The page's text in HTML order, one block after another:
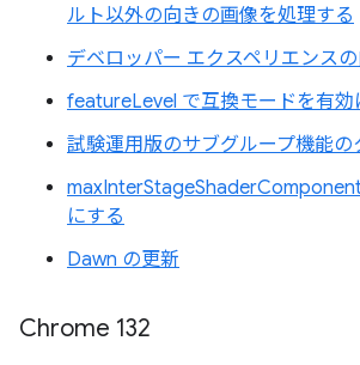
ルト以外の向きの画像を処理する
デベロッパー エクスペリエンス
featureLevel で互換モードを有効
試験運用版のサブグループ機能の
にする
Dawn の更新
Chrome 132